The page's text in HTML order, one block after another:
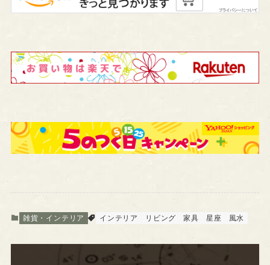
雑貨・インテリア インテリア リビング 家具 星座 風水